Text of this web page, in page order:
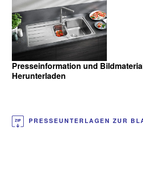
Presseinformation und
Herunterladen
PRESSEUNTERLAGEN ZUR